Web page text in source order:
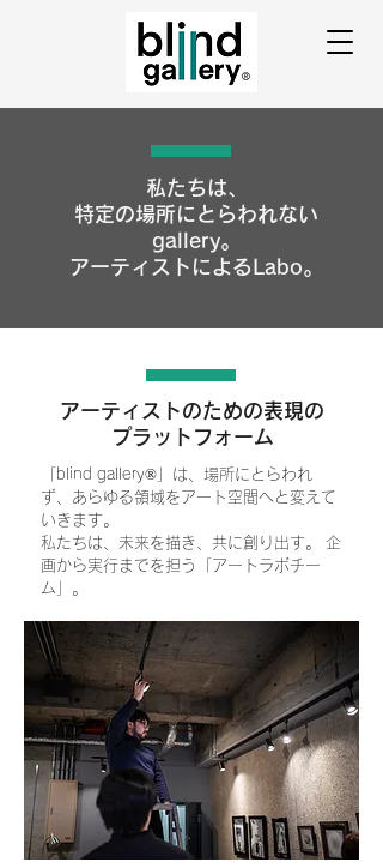
私たちは、
特定の場所にとらわれない
gallery。
アーティストによるLabo。
アーティストのための表現の
プラットフォーム
「blind gallery®」は、場所にとらわれ
ず、あらゆる領域をアート空間へと変えて
いきます。
私たちは、未来を描き、共に創り出す。 企
画から実行までを担う「アートラボチー
ム」。